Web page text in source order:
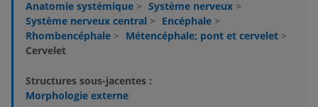
Anatomie systémique > Système nerveux >
Système nerveux central > Encéphale >
Rhombencéphale > Métencéphale; pont et cervelet >
Cervelet
Structures sous-jacentes :
Morphologie externe